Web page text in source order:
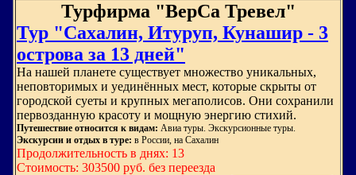
Турфирма "ВерСа Тревел"
Тур "Сахалин, Итуруп, Кунашир - 3
острова за 13 дней"
На нашей планете существует множество уникальных,
неповторимых и уединённых мест, которые скрыты от
городской суеты и крупных мегаполисов. Они сохранили
первозданную красоту и мощную энергию стихий.
Путешествие относится к видам: Авиа туры. Экскурсионные туры.
Экскурсии и отдых в туре: в России, на Сахалин
Продолжительность в днях: 13
Стоимость: 303500 руб. без переезда